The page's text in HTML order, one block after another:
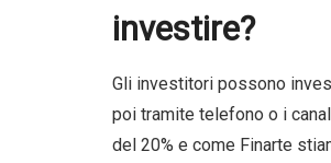
investire?
Gli investitori possono
poi tramite telefono o i
del 20% e come Finarte